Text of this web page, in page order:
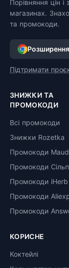
Порівняння цін
магазинах.
та промокоди.
Підтримати
ЗНИЖКИ ТА
ПРОМОКОДИ
Всі промокоди
Знижки Rozetka
Промокоди
Промокоди
Промокоди iHerb
Промокоди
Промокоди
КОРИСНЕ
Коктейлі